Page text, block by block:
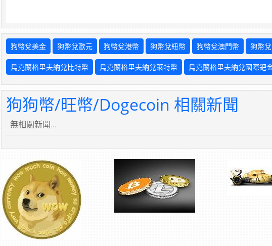
狗幣兌美金 狗幣兌歐元 狗幣兌港幣 狗幣兌紐幣 狗幣兌澳門幣 狗幣
烏克蘭格里夫納兌比特幣 烏克蘭格里夫納兌萊特幣 烏克蘭格里夫納兌國際鈀
狗狗幣/旺幣/Dogecoin 相關新聞
無相關新聞...